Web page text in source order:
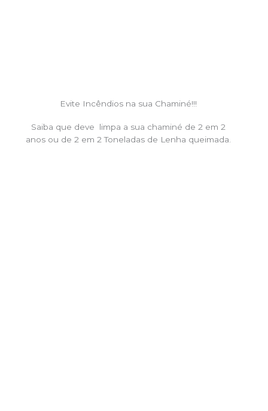
Evite Incêndios na sua Chaminé!!!
Saiba que deve limpa a sua chaminé de 2 em 2
anos ou de 2 em 2 Toneladas de Lenha queimada.